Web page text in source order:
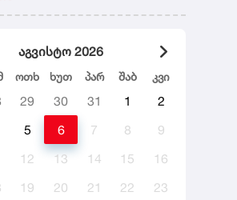
აგვისტო 2026
ოთხ ხუთ პარ შაბ კვი
29 30 31 1
2
5 6 7 8
9
12 13 14 15
16
19 20 21 22
23